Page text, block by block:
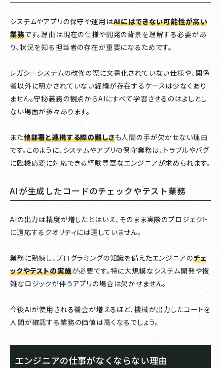
システムやアプリの保守や運用はAIにはできない可能性が高い
業務です。理由は現在の仕様や開発の背景を理解する必要があ
り、状況を知る担当者の存在が重要になるためです。
レガシーシステムの改修の際に文書化されていない仕様や、関係
者以外に明かされていない経緯が存在するケースは少なくあり
ません。守秘義務の観点からAIにすべて学習させるのはよしとし
ない場面が多々あります。
また他部署と連携する際の難しさも人間の手が欠かせない理由
です。このように、システムやアプリの保守業務は、トラブルやバグ
に臨機応変に対応できる経験豊富なエンジニアが求められます。
AIが生成したコードのチェックやテスト業務
AIの出力は精度が増したとはいえ、そのまま実際のプロジェクト
に適応するクオリティには達していません。
業務に熟練し、プログラミングの知識を備えたエンジニアのチェ
ックやテストの実施が必要です。特に大規模なシステム開発や複
雑なロジックが伴うアプリの場合は欠かせません。
今後AIが使用される機会が増えるほど、機械が出力したコードを
人間が確認する業務の価値は高くなるでしょう。
エンジニアの仕事がなくならない理由